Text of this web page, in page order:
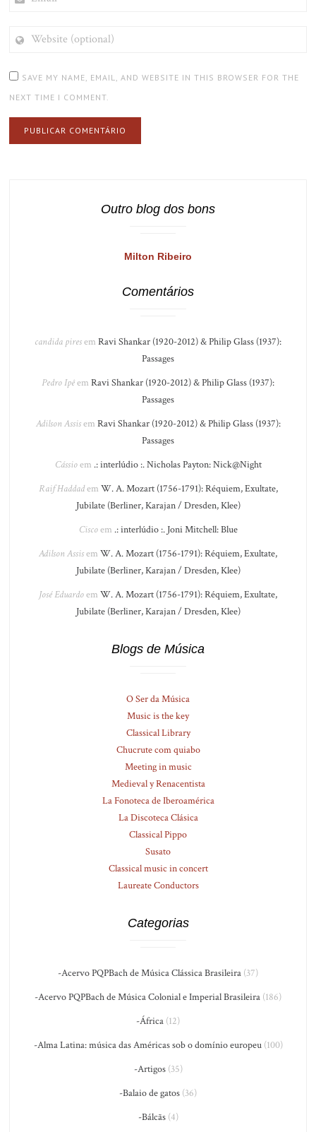
(OPTIONAL)
SAVE MY NAME, EMAIL, AND WEBSITE IN THIS BROWSER FOR THE
NEXT TIME I COMMENT.
Outro blog dos bons
Milton Ribeiro
Comentários
candida piresem Ravi Shankar (1920-2012) & Philip Glass (1937):
Passages
Pedro Ipêem Ravi Shankar (1920-2012) & Philip Glass (1937):
Passages
Adilson Assisem Ravi Shankar (1920-2012) & Philip Glass (1937):
Passages
Cássioem .: interlúdio :. Nicholas Payton: Nick@Night
Raif Haddadem W. A. Mozart (1756-1791): Réquiem, Exultate,
Jubilate (Berliner, Karajan / Dresden, Klee)
Ciscoem .: interlúdio :. Joni Mitchell: Blue
Adilson Assisem W. A. Mozart (1756-1791): Réquiem, Exultate,
Jubilate (Berliner, Karajan / Dresden, Klee)
José Eduardoem W. A. Mozart (1756-1791): Réquiem, Exultate,
Jubilate (Berliner, Karajan / Dresden, Klee)
Blogs de Música
O Ser da Música
Music is the key
Classical Library
Chucrute com quiabo
Meeting in music
Medieval y Renacentista
La Fonoteca de Iberoamérica
La Discoteca Clásica
Classical Pippo
Susato
Classical music in concert
Laureate Conductors
Categorias
-Acervo PQPBach de Música Clássica Brasileira (37)
-Acervo PQPBach de Música Colonial e Imperial Brasileira (186)
-África (12)
-Alma Latina: música das Américas sob o domínio europeu(100)
-Artigos(35)
-Balaio de gatos (36)
-Bálcãs(4)